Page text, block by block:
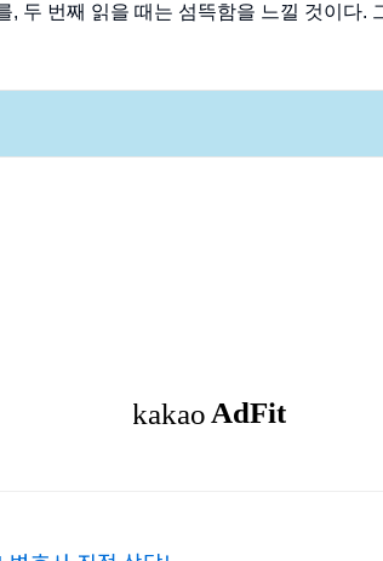
, 두 번째 읽을 때는 섬뜩함을 느낄 것이다.